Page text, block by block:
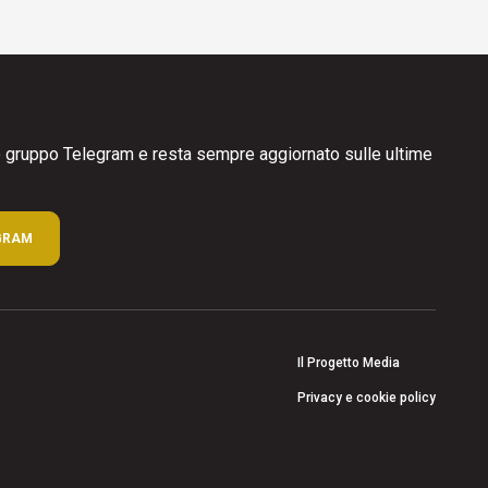
Telegram e resta sempre aggiornato sulle ultime
Il Progetto Media
Privacy e cookie policy